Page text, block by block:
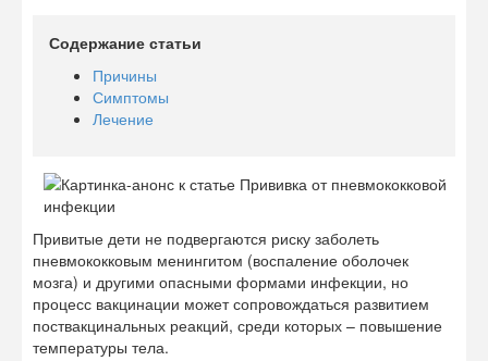
Содержание статьи
Причины
Симптомы
Лечение
Привитые дети не подвергаются риску заболеть
пневмококковым менингитом (воспаление оболочек
мозга) и другими опасными формами инфекции, но
процесс вакцинации может сопровождаться развитием
поствакцинальных реакций, среди которых – повышение
температуры тела.